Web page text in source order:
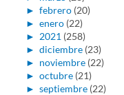
► febrero (20)
► enero (22)
► 2021 (258)
► diciembre (23)
► noviembre (22)
► octubre (21)
► septiembre (22)